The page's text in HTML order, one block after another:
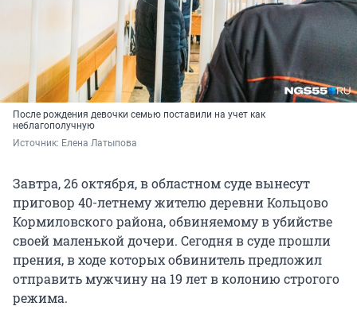
После рождения девочки семью поставили на учет как
неблагополучную
Источник: Елена Латыпова
Завтра, 26 октября, в областном суде вынесут
приговор 40-летнему жителю деревни Кольцово
Кормиловского района, обвиняемому в убийстве
своей маленькой дочери. Сегодня в суде прошли
прения, в ходе которых обвинитель предложил
отправить мужчину на 19 лет в колонию строгого
режима.